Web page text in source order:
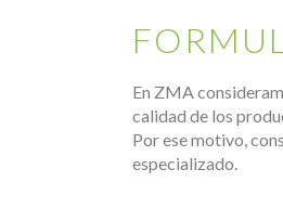
En ZMA
calidad de los
Por ese motivo,
especializado.